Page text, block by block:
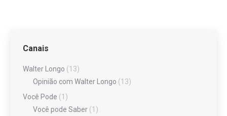
Canais
Walter Longo (13)
Opinião com Walter Longo (13)
Você Pode (1)
Você pode Saber (1)